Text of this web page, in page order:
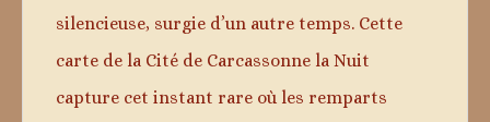
silencieuse, surgie d’un autre temps. Cette
carte de la Cité de Carcassonne la Nuit
capture cet instant rare où les remparts